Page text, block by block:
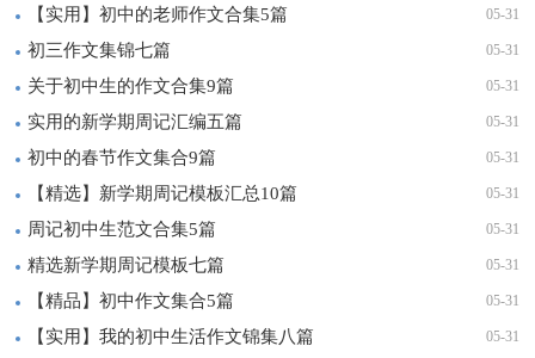
05-31
【实用】初中的老师作文合集5篇
05-31
初三作文集锦七篇
05-31
关于初中生的作文合集9篇
05-31
实用的新学期周记汇编五篇
05-31
初中的春节作文集合9篇
05-31
【精选】新学期周记模板汇总10篇
05-31
周记初中生范文合集5篇
05-31
精选新学期周记模板七篇
05-31
【精品】初中作文集合5篇
05-31
【实用】我的初中生活作文锦集八篇